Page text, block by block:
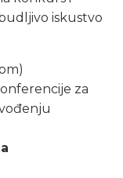
iskustvo
za